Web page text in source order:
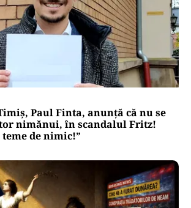
Paul Finta, anunță că nu se
nimănui, în scandalul Fritz!
de nimic!”